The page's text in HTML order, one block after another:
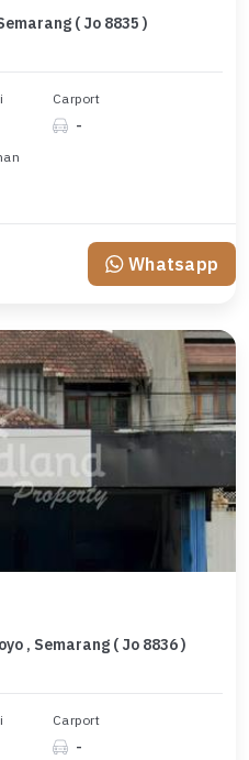
( Jo 8835 )
Carport
-
Whatsapp
, Semarang ( Jo 8836 )
Carport
-